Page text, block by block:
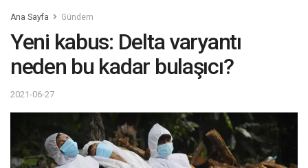
Ana Sayfa Gündem
Yeni kabus: Delta varyantı
neden bu kadar bulaşıcı?
2021-06-27